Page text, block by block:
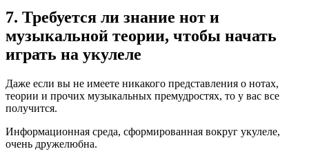
7. Требуется ли знание нот и
музыкальной теории, чтобы начать
играть на укулеле
Даже если вы не имеете никакого представления о нотах,
теории и прочих музыкальных премудростях, то у вас все
получится.
Информационная среда, сформированная вокруг укулеле,
очень дружелюбна.